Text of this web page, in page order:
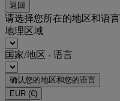
返回
请选择您所在的地区和语言
地理区域
国家/地区 - 语言
确认您的地区和您的语言
EUR (€)